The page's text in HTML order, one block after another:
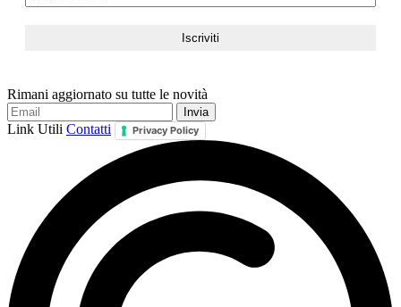
Rimani aggiornato su tutte le novità
Link Utili Contatti Privacy Policy